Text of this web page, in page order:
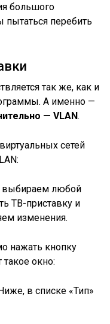
большого
пытаться перебить
так же, как и
А именно —
— VLAN.
сетей
выбираем любой
ТВ-приставку и
изменения.
нажать кнопку
окно:
в списке «Тип»